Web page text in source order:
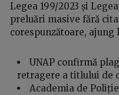
Legea 199/2023 și
preluări masive fără
corespunzătoare, ajung
UNAP confirmă
retragere a titlului de
Academia de